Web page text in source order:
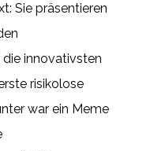
Sie präsentieren
innovativsten
risikolose
war ein Meme